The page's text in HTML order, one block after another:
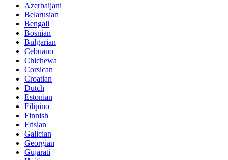
Azerbaijani
Belarusian
Bengali
Bosnian
Bulgarian
Cebuano
Chichewa
Corsican
Croatian
Dutch
Estonian
Filipino
Finnish
Frisian
Galician
Georgian
Gujarati